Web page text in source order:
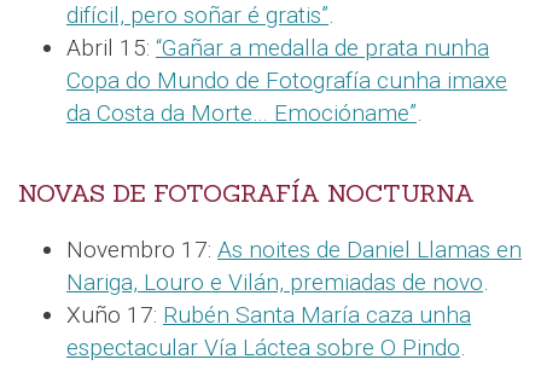
difícil, pero soñar é gratis”.
Abril 15: “Gañar a medalla de prata nunha
Copa do Mundo de Fotografía cunha imaxe
da Costa da Morte… Emocióname”.
NOVAS DE FOTOGRAFÍA NOCTURNA
Novembro 17: As noites de Daniel Llamas en
Nariga, Louro e Vilán, premiadas de novo.
Xuño 17: Rubén Santa María caza unha
espectacular Vía Láctea sobre O Pindo.